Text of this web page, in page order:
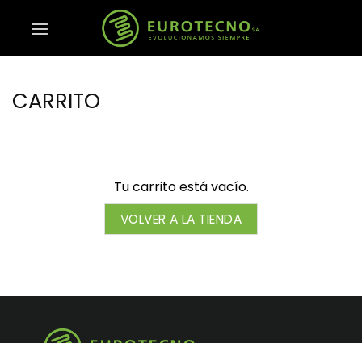
CARRITO
Tu carrito está vacío.
VOLVER A LA TIENDA